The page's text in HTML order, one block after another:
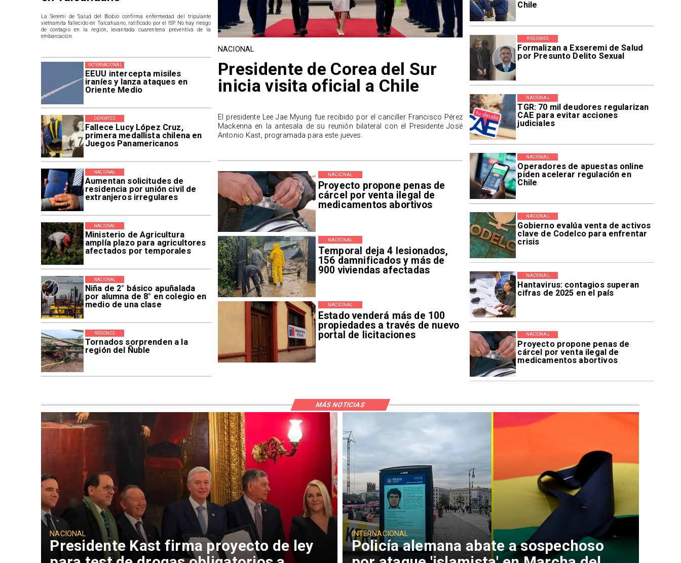
Chile
Formalizan a Exseremi de Salud
por Presunto Delito Sexual
REGIONES
TGR: 70 mil deudores regularizan
CAE para evitar acciones
judiciales
NACIONAL
Operadores de apuestas online
piden acelerar regulación en
Chile
NACIONAL
Gobierno evalúa venta de activos
clave de Codelco para enfrentar
crisis
NACIONAL
Hantavirus: contagios superan
cifras de 2025 en el país
NACIONAL
Proyecto propone penas de
cárcel por venta ilegal de
medicamentos abortivos
NACIONAL
EEUU intercepta misiles
iraníes y lanza ataques en
Oriente Medio
INTERNACIONAL
Fallece Lucy López Cruz,
primera medallista chilena en
Juegos Panamericanos
DEPORTES
Aumentan solicitudes de
residencia por unión civil de
extranjeros irregulares
NACIONAL
Ministerio de Agricultura
amplía plazo para agricultores
afectados por temporales
NACIONAL
Niña de 2° básico apuñalada
por alumna de 8° en colegio en
medio de una clase
NACIONAL
Tornados sorprenden a la
región del Ñuble
REGIONES
Proyecto propone penas de
cárcel por venta ilegal de
medicamentos abortivos
NACIONAL
Temporal deja 4 lesionados,
156 damnificados y más de
900 viviendas afectadas
NACIONAL
Estado venderá más de 100
propiedades a través de nuevo
portal de licitaciones
NACIONAL
La Seremi de Salud del Biobío confirma enfermedad del tripulante
vietnamita fallecido en Talcahuano, ratificado por el ISP. No hay riesgo
de contagio en la región, levantada cuarentena preventiva de la
embarcación.
NACIONAL
Presidente de Corea del Sur
inicia visita oficial a Chile
El presidente Lee Jae Myung fue recibido por el canciller Francisco Pérez
Mackenna en la antesala de su reunión bilateral con el Presidente José
Antonio Kast, programada para este jueves.
Presidente Kast firma proyecto de ley
NACIONAL
Policía alemana abate a sospechoso
INTERNACIONAL
MÁS NOTICIAS